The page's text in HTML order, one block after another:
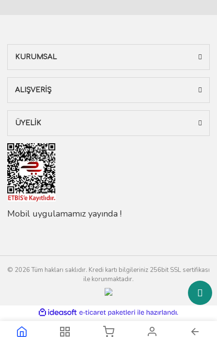
KURUMSAL
ALIŞVERİŞ
ÜYELİK
Mobil uygulamamız yayında !
© 2026 Tüm hakları saklıdır. Kredi kartı bilgileriniz 256bit SSL sertifikası
ile korunmaktadır.
ideasoft
e-
paketleri